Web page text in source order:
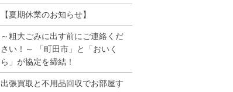
【夏期休業のお知らせ】
～粗大ごみに出す前にご連絡くだ
さい！～ 「町田市」と「おいく
ら」が協定を締結！
出張買取と不用品回収でお部屋す